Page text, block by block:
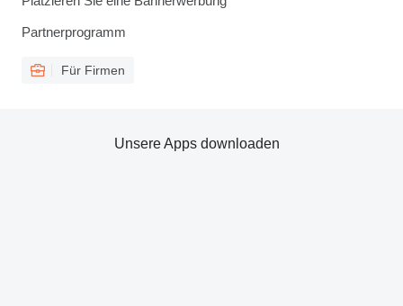
Partnerprogramm
Für Firmen
Unsere Apps downloaden